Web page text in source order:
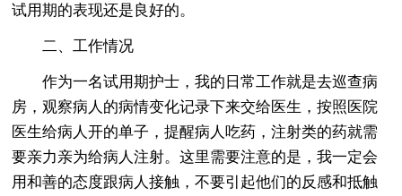
试用期的表现还是良好的。
二、工作情况
作为一名试用期护士，我的日常工作就是去巡查病
房，观察病人的病情变化记录下来交给医生，按照医院
医生给病人开的单子，提醒病人吃药，注射类的药就需
要亲力亲为给病人注射。这里需要注意的是，我一定会
用和善的态度跟病人接触，不要引起他们的反感和抵触